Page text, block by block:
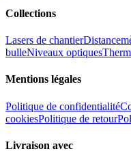
Collections
Lasers de chantier
bulleNiveaux optiques
Mentions légales
Politique de confidentialité
cookiesPolitique de retour
Livraison avec